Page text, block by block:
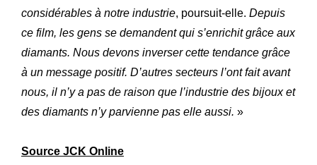
considérables à notre industrie, poursuit-elle. Depuis
ce film, les gens se demandent qui s’enrichit grâce aux
diamants. Nous devons inverser cette tendance grâce
à un message positif. D’autres secteurs l’ont fait avant
nous, il n’y a pas de raison que l’industrie des bijoux et
des diamants n’y parvienne pas elle aussi. »
Source JCK Online